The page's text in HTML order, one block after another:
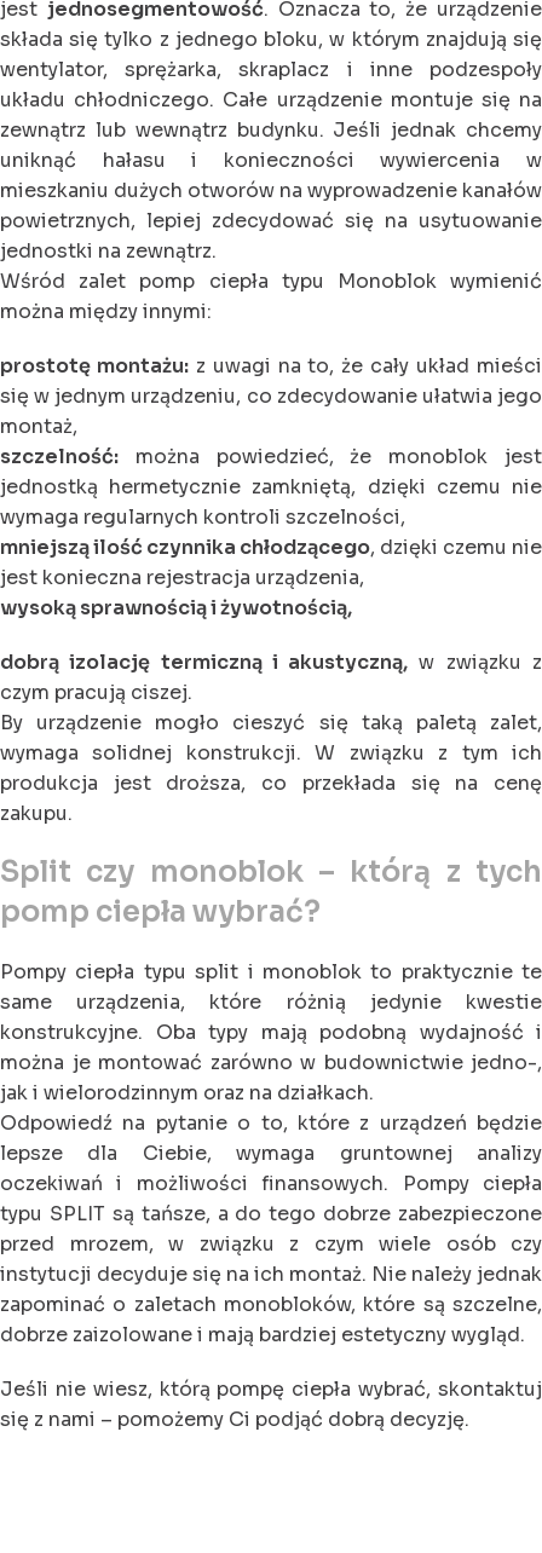
jest jednosegmentowość. Oznacza to, że urządzenie
składa się tylko z jednego bloku, w którym znajdują się
wentylator, sprężarka, skraplacz i inne podzespoły
układu chłodniczego. Całe urządzenie montuje się na
zewnątrz lub wewnątrz budynku. Jeśli jednak chcemy
uniknąć hałasu i konieczności wywiercenia w
mieszkaniu dużych otworów na wyprowadzenie kanałów
powietrznych, lepiej zdecydować się na usytuowanie
jednostki na zewnątrz.
Wśród zalet pomp ciepła typu Monoblok wymienić
można między innymi:
prostotę montażu:z uwagi na to, że cały układ mieści
się w jednym urządzeniu, co zdecydowanie ułatwia jego
montaż,
szczelność: można powiedzieć, że monoblok jest
jednostką hermetycznie zamkniętą, dzięki czemu nie
wymaga regularnych kontroli szczelności,
mniejszą ilość czynnika chłodzącego, dzięki czemu nie
jest konieczna rejestracja urządzenia,
wysoką sprawnością i żywotnością,
dobrą izolację termiczną i akustyczną, w związku z
czym pracują ciszej.
By urządzenie mogło cieszyć się taką paletą zalet,
wymaga solidnej konstrukcji. W związku z tym ich
produkcja jest droższa, co przekłada się na cenę
zakupu.
Split czy monoblok – którą z tych
pomp ciepła wybrać?
Pompy ciepła typu split i monoblok to praktycznie te
same urządzenia, które różnią jedynie kwestie
konstrukcyjne. Oba typy mają podobną wydajność i
można je montować zarówno w budownictwie jedno-,
jak i wielorodzinnym oraz na działkach.
Odpowiedź na pytanie o to, które z urządzeń będzie
lepsze dla Ciebie, wymaga gruntownej analizy
oczekiwań i możliwości finansowych. Pompy ciepła
typu SPLIT są tańsze, a do tego dobrze zabezpieczone
przed mrozem, w związku z czym wiele osób czy
instytucji decyduje się na ich montaż. Nie należy jednak
zapominać o zaletach monobloków, które są szczelne,
dobrze zaizolowane i mają bardziej estetyczny wygląd.
Jeśli nie wiesz, którą pompę ciepła wybrać, skontaktuj
się z nami – pomożemy Ci podjąć dobrą decyzję.